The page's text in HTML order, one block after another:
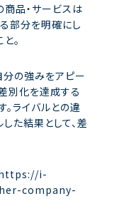
商品・サービスは
部分を明確にし
。
分の強みをアピー
別化を達成する
ライバルとの違
た結果として、差
i-
company-